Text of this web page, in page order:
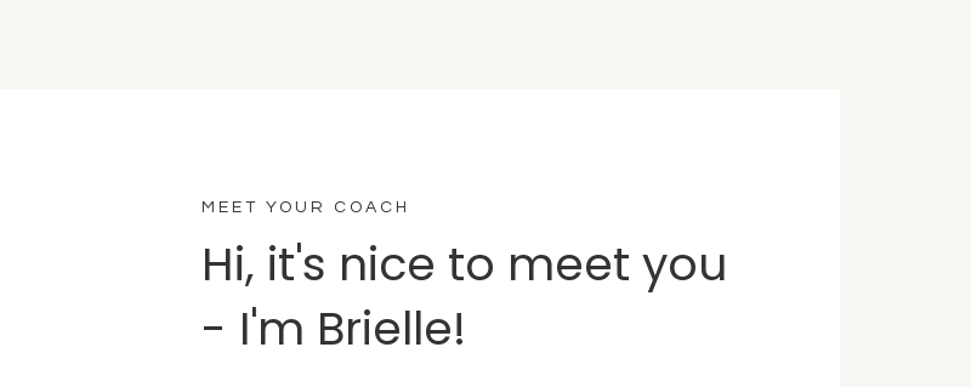
MEET YOUR COACH
Hi, it's nice to meet you
- I'm Brielle!